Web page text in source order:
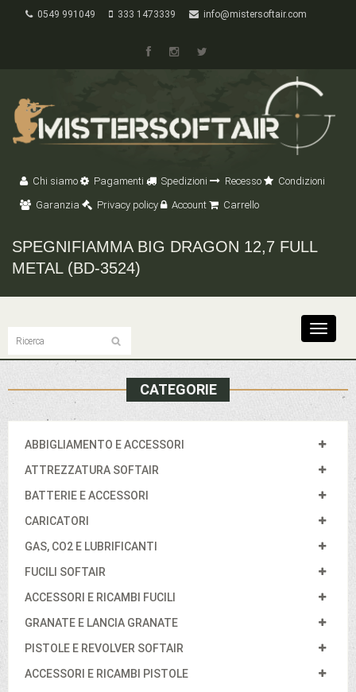
0549 991049 333 1473339 info@mistersoftair.com
Chi siamo Pagamenti Spedizioni Recesso
Condizioni
Garanzia
Privacy policy Account Carrello
SPEGNIFIAMMA BIG DRAGON 12,7 FULL
METAL (BD-3524)
Toggle
CATEGORIE
ABBIGLIAMENTO E ACCESSORI
ATTREZZATURA SOFTAIR
BATTERIE E ACCESSORI
CARICATORI
GAS, CO2 E LUBRIFICANTI
FUCILI SOFTAIR
ACCESSORI E RICAMBI FUCILI
GRANATE E LANCIA GRANATE
PISTOLE E REVOLVER SOFTAIR
ACCESSORI E RICAMBI PISTOLE